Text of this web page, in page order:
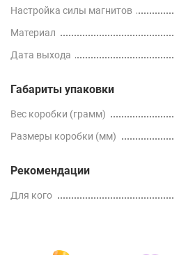
Настройка силы магнитов
Материал
Дата выхода
Габариты упаковки
Вес коробки (грамм)
Размеры коробки (мм)
Рекомендации
Для кого